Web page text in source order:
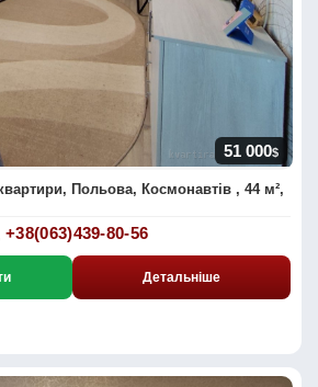
51 000$
Польова, Космонавтів , 44 м²,
+38(063)439-80-56
Детальніше